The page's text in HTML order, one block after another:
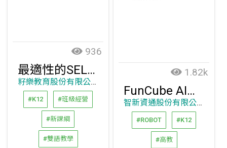
936
最適性的SEL社交情緒學習方案
籽樂教育股份有限公司
#K12 #班級經營
#新課綱
#雙語教學
1.82k
FunCube AI助理(落地版)
智新資通股份有限公司
#ROBOT #K12
#高教